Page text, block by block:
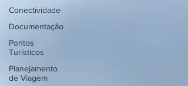
Conectividade
Documentação
Pontos
Turísticos
Planejamento
de Viagem